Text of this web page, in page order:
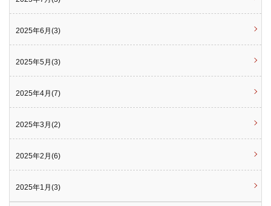
2025年6月(3)
2025年5月(3)
2025年4月(7)
2025年3月(2)
2025年2月(6)
2025年1月(3)